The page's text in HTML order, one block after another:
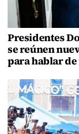
Presidentes
se reúnen
para hablar